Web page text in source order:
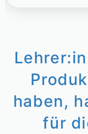
haben,
für